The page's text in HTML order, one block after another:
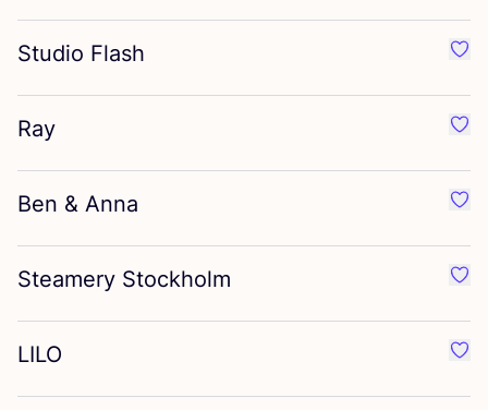
Studio Flash
Ray
Ben & Anna
Steamery Stockholm
LILO